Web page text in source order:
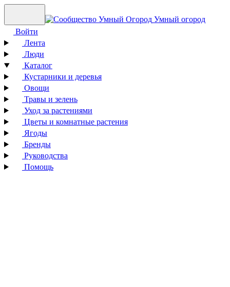
Умный огород
Войти
Лента
Люди
Каталог
Кустарники и деревья
Овощи
Травы и зелень
Уход за растениями
Цветы и комнатные растения
Ягоды
Бренды
Руководства
Помощь